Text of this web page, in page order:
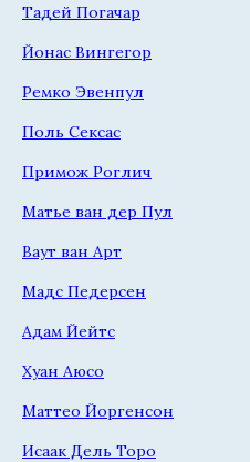
Тадей Погачар
Йонас Вингегор
Ремко Эвенпул
Поль Сексас
Примож Роглич
Матье ван дер Пул
Ваут ван Арт
Мадс Педерсен
Адам Йейтс
Хуан Аюсо
Маттео Йоргенсон
Исаак Дель Торо